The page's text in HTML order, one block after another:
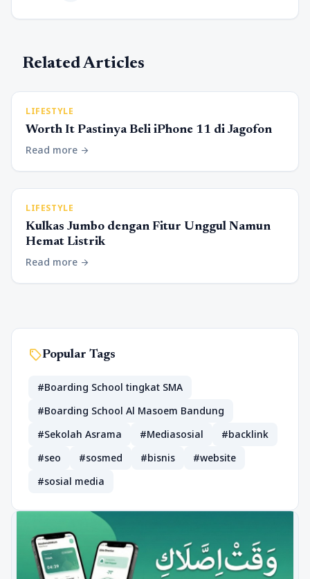
Related Articles
LIFESTYLE
Worth It Pastinya Beli iPhone 11 di Jagofon
Read more arrow_forward
LIFESTYLE
Kulkas Jumbo dengan Fitur Unggul Namun
Hemat Listrik
Read more arrow_forward
sellPopular Tags
#Boarding School tingkat SMA
#Boarding School Al Masoem Bandung
#Sekolah Asrama
#Mediasosial
#backlink
#seo
#sosmed #bisnis
#website
#sosial media